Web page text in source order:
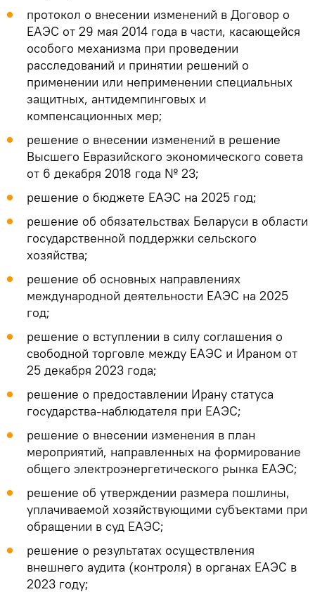
протокол о внесении изменений в Договор о
ЕАЭС от 29 мая 2014 года в части, касающейся
особого механизма при проведении
расследований и принятии решений о
применении или неприменении специальных
защитных, антидемпинговых и
компенсационных мер;
решение о внесении изменений в решение
Высшего Евразийского экономического совета
от 6 декабря 2018 года № 23;
решение о бюджете ЕАЭС на 2025 год;
решение об обязательствах Беларуси в области
государственной поддержки сельского
хозяйства;
решение об основных направлениях
международной деятельности ЕАЭС на 2025
год;
решение о вступлении в силу соглашения о
свободной торговле между ЕАЭС и Ираном от
25 декабря 2023 года;
решение о предоставлении Ирану статуса
государства-наблюдателя при ЕАЭС;
решение о внесении изменения в план
мероприятий, направленных на формирование
общего электроэнергетического рынка ЕАЭС;
решение об утверждении размера пошлины,
уплачиваемой хозяйствующими субъектами при
обращении в суд ЕАЭС;
решение о результатах осуществления
внешнего аудита (контроля) в органах ЕАЭС в
2023 году;